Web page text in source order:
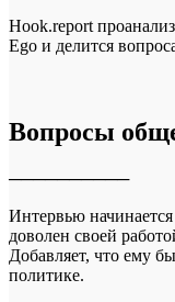
Hook.report
Ego и делится
Вопросы
──────────
Интервью
доволен своей
Добавляет, что ему
политике.